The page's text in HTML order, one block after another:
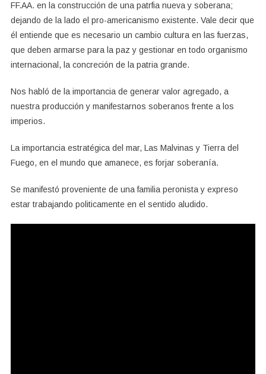
FF.AA. en la construcción de una patrfia nueva y soberana;
dejando de la lado el pro-americanismo existente. Vale decir que
él entiende que es necesario un cambio cultura en las fuerzas,
que deben armarse para la paz y gestionar en todo organismo
internacional, la concreción de la patria grande.
Nos habló de la importancia de generar valor agregado, a
nuestra producción y manifestarnos soberanos frente a los
imperios.
La importancia estratégica del mar, Las Malvinas y Tierra del
Fuego, en el mundo que amanece, es forjar soberanía.
Se manifestó proveniente de una familia peronista y expreso
estar trabajando politicamente en el sentido aludido.